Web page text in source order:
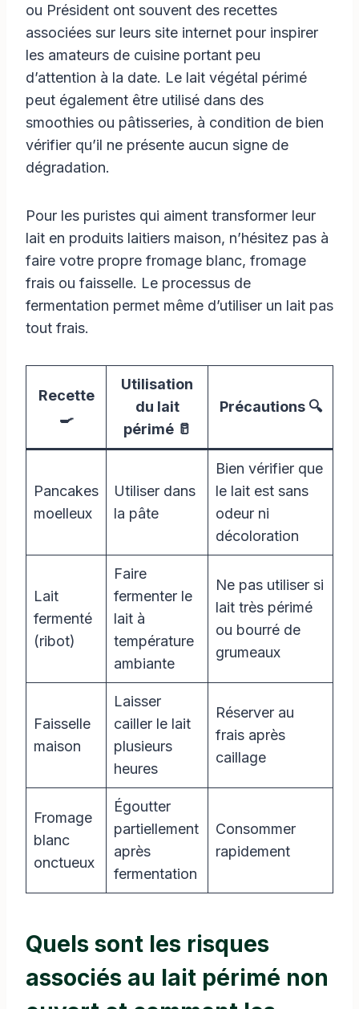
ou Président ont souvent des recettes
associées sur leurs site internet pour inspirer
les amateurs de cuisine portant peu
d’attention à la date. Le lait végétal périmé
peut également être utilisé dans des
smoothies ou pâtisseries, à condition de bien
vérifier qu’il ne présente aucun signe de
dégradation.
Pour les puristes qui aiment transformer leur
lait en produits laitiers maison, n’hésitez pas à
faire votre propre fromage blanc, fromage
frais ou faisselle. Le processus de
fermentation permet même d’utiliser un lait pas
tout frais.
Recette
🍳
Utilisation
du lait
périmé 🥛
Précautions 🔍
Pancakes
moelleux
Utiliser dans
la pâte
Bien vérifier que
le lait est sans
odeur ni
décoloration
Lait
fermenté
(ribot)
Faire
fermenter le
lait à
température
ambiante
Ne pas utiliser si
lait très périmé
ou bourré de
grumeaux
Faisselle
maison
Laisser
cailler le lait
plusieurs
heures
Réserver au
frais après
caillage
Fromage
blanc
onctueux
Égoutter
partiellement
après
fermentation
Consommer
rapidement
Quels sont les risques
associés au lait périmé non